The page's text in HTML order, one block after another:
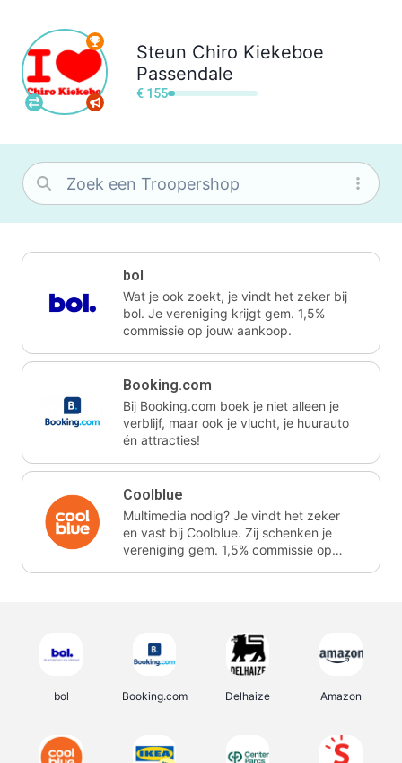
Steun Chiro Kiekeboe
Passendale
€ 155
bol
Wat je ook zoekt, je vindt het zeker bij
bol. Je vereniging krijgt gem. 1,5%
commissie op jouw aankoop.
Booking.com
Bij Booking.com boek je niet alleen je
verblijf, maar ook je vlucht, je huurauto
én attracties!
Coolblue
Multimedia nodig? Je vindt het zeker
en vast bij Coolblue. Zij schenken je
vereniging gem. 1,5% commissie op
bol Booking.com Delhaize Amazon